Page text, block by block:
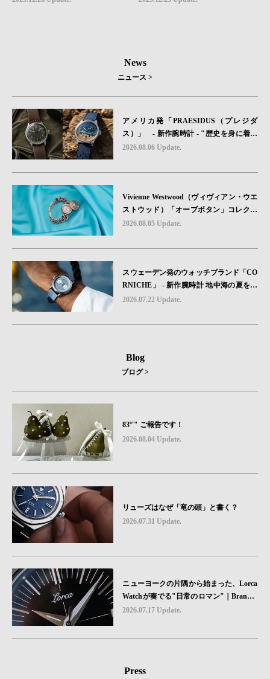
News
ニュース >
アメリカ発「PRAESIDUS（プレジダ
ス）」 - 新作腕時計 - "歴史を身に着け
る“ -戦場を駆け抜けたWillys MBのボンネ
砂を文字盤に閉じ込めた「A-11」コレク
2026.08.06 Update.
Vivienne Westwood（ヴィヴィアン・ウエ
ストウッド）「オーブボタン」コレクシ
ョンに、⽇本限定カラーのローズゴール
2026.08.05 Update.
スウェーデン発のウォッチブランド「CO
RNICHE」 - 新作腕時計 地中海の夏を映
す、爽やかなブルーダイヤル「Heritage C
2026.07.22 Update.
Blog
ブログ >
83º'" ご報告です！
2026.08.04 Update.
リューズはなぜ「竜の頭」と書く？
2026.07.31 Update.
ニューヨークの片隅から始まった、Lorca
Watchが奏でる"日常のロマン"｜Brand P
icks #08
2026.07.17 Update.
Press